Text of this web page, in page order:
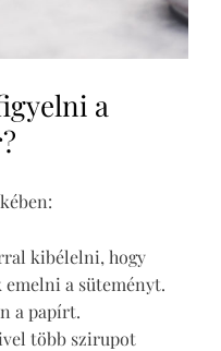
a
kibélelni, hogy
a süteményt.
a papírt.
több szirupot